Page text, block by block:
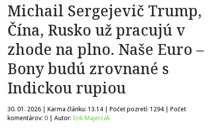
Michail Sergejevič Trump,
Čína, Rusko už pracujú v
zhode na plno. Naše Euro –
Bony budú zrovnané s
Indickou rupiou
30. 01. 2026 | Karma článku: 13.14 | Počet pozretí: 1294 | Počet
komentárov: 0 | Autor: Erik Majercak